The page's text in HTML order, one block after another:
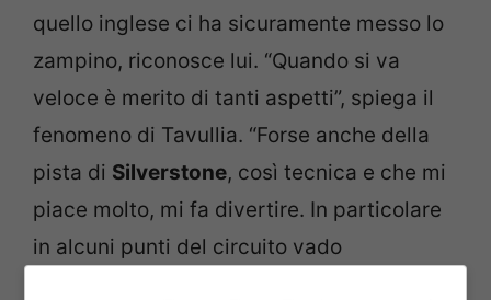
quello inglese ci ha sicuramente messo lo
zampino, riconosce lui. “Quando si va
veloce è merito di tanti aspetti”, spiega il
fenomeno di Tavullia. “Forse anche della
pista di Silverstone, così tecnica e che mi
piace molto, mi fa divertire. In particolare
in alcuni punti del circuito vado